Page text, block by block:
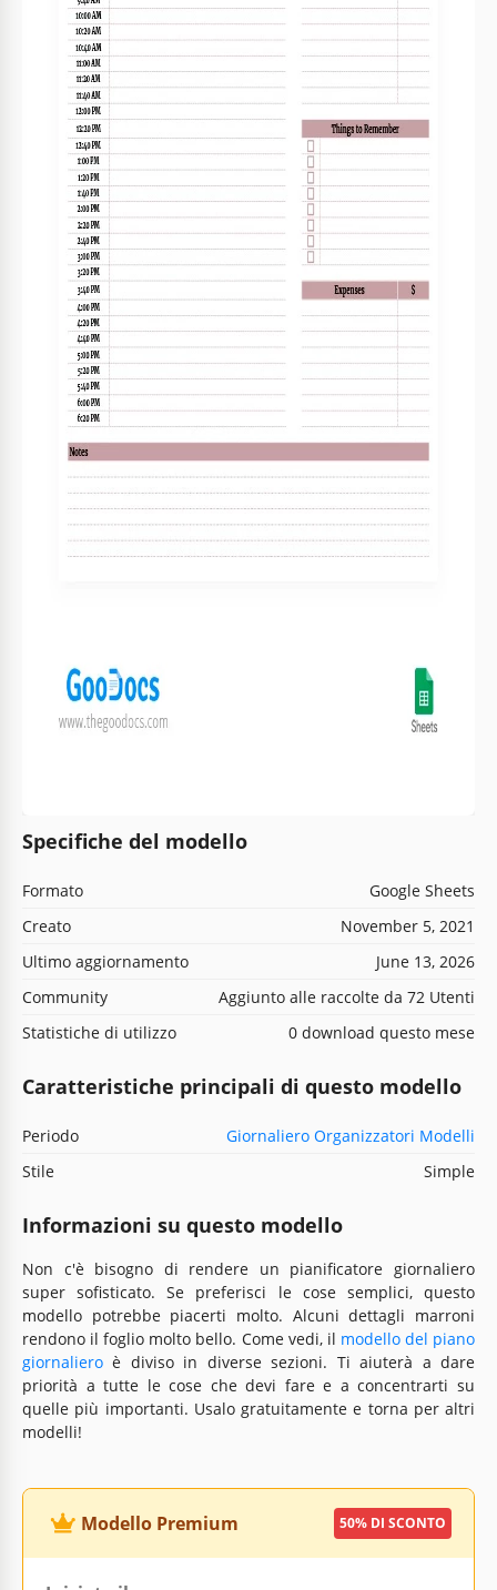
Specifiche del modello
Formato
Google Sheets
Creato
November 5, 2021
Ultimo aggiornamento
June 13, 2026
Community
Aggiunto alle raccolte da 72 Utenti
Statistiche di utilizzo
0 download questo mese
Caratteristiche principali di questo modello
Periodo
Giornaliero Organizzatori Modelli
Stile
Simple
Informazioni su questo modello
Non c'è bisogno di rendere un pianificatore giornaliero
super sofisticato. Se preferisci le cose semplici, questo
modello potrebbe piacerti molto. Alcuni dettagli marroni
rendono il foglio molto bello. Come vedi, il modello del piano
giornaliero è diviso in diverse sezioni. Ti aiuterà a dare
priorità a tutte le cose che devi fare e a concentrarti su
quelle più importanti. Usalo gratuitamente e torna per altri
modelli!
Modello Premium 50% DI SCONTO